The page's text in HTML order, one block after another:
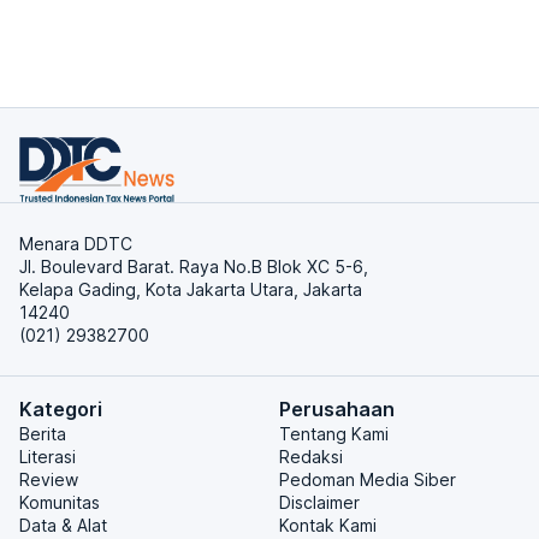
Menara DDTC
Jl. Boulevard Barat. Raya No.B Blok XC 5-6,
Kelapa Gading, Kota Jakarta Utara, Jakarta
14240
(021) 29382700
Kategori
Berita
Literasi
Review
Komunitas
Data & Alat
Perusahaan
Tentang Kami
Redaksi
Pedoman Media Siber
Disclaimer
Kontak Kami